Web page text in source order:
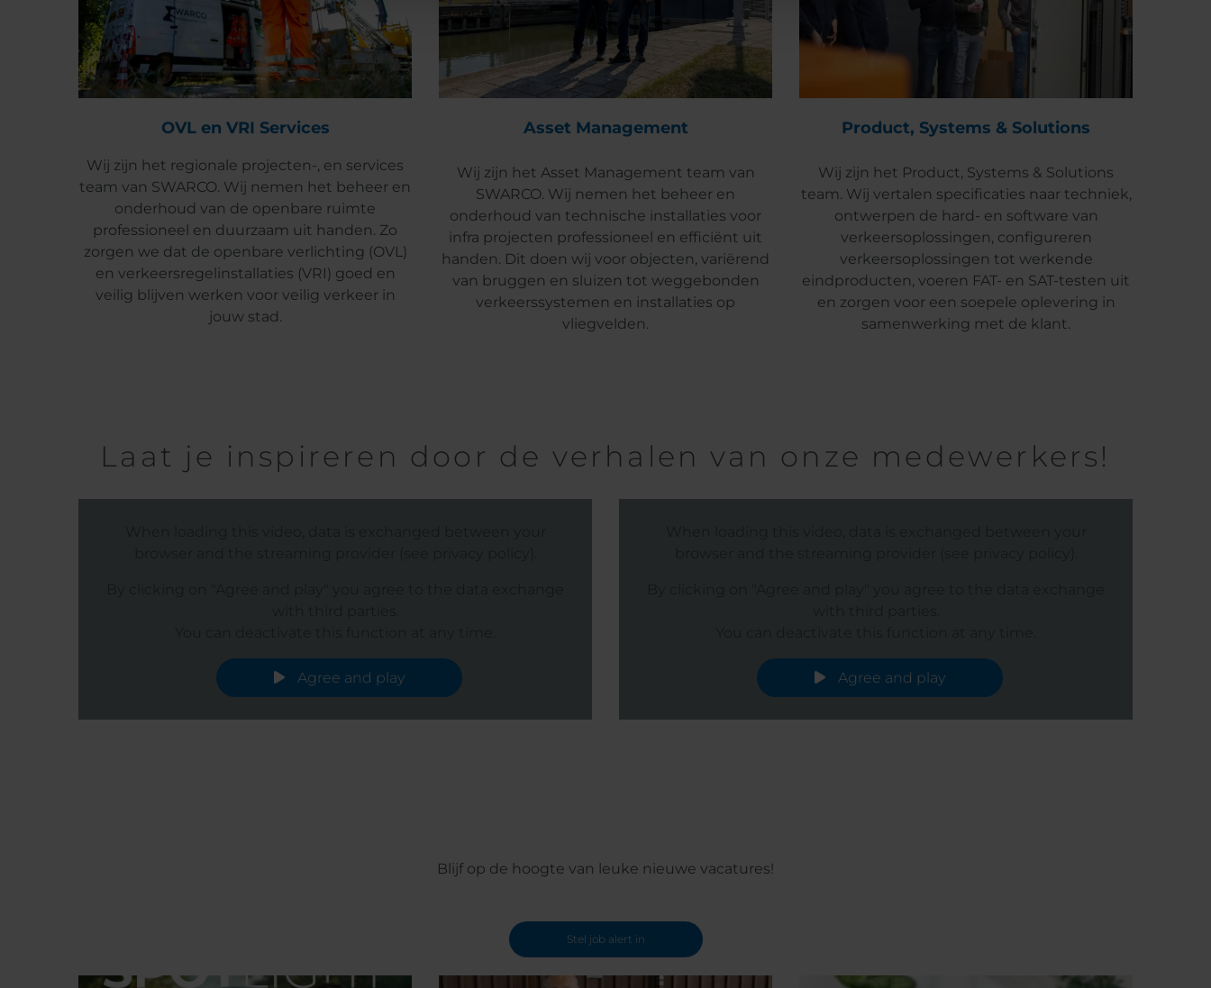
OVL en VRI Services
Wij zijn het regionale projecten-, en services
team van SWARCO. Wij nemen het beheer en
onderhoud van de openbare ruimte
professioneel en duurzaam uit handen. Zo
zorgen we dat de openbare verlichting (OVL)
en verkeersregelinstallaties (VRI) goed en
veilig blijven werken voor veilig verkeer in
jouw stad.
Asset Management
Wij zijn het Asset Management team van
SWARCO. Wij nemen het beheer en
onderhoud van technische installaties voor
infra projecten professioneel en efficiënt uit
handen. Dit doen wij voor objecten, variërend
van bruggen en sluizen tot weggebonden
verkeerssystemen en installaties op
vliegvelden.
Product, Systems & Solutions
Wij zijn het Product, Systems & Solutions
team. Wij vertalen specificaties naar techniek,
ontwerpen de hard- en software van
verkeersoplossingen, configureren
verkeersoplossingen tot werkende
eindproducten, voeren FAT- en SAT-testen uit
en zorgen voor een soepele oplevering in
samenwerking met de klant.
Laat je inspireren door de verhalen van onze medewerkers!
Agree and play Agree and play
Blijf op de hoogte van leuke nieuwe vacatures!
Stel job alert in